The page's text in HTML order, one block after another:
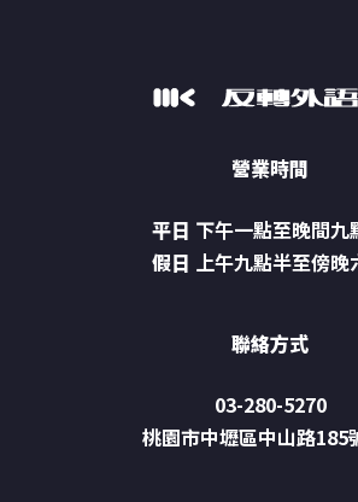
營業時間
平日 下午一點至晚間九
假日 上午九點半至傍晚
聯絡方式
03-280-5270
桃園市中壢區中山路185